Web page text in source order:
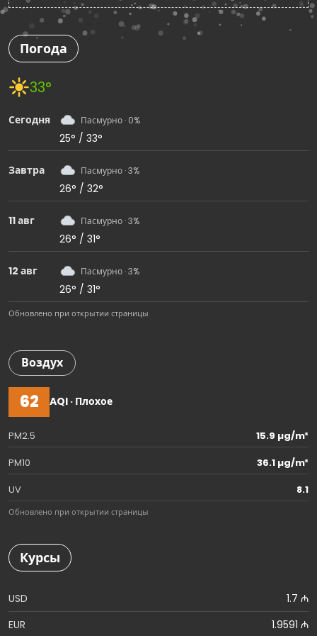
Погода
33°
Сегодня Пасмурно · 0%
25° / 33°
Завтра Пасмурно · 3%
26° / 32°
11 авг Пасмурно · 3%
26° / 31°
12 авг Пасмурно · 3%
26° / 31°
Обновлено при открытии страницы
Воздух
62 AQI · Плохое
PM2.5
15.9 µg/m³
PM10
36.1 µg/m³
UV
8.1
Обновлено при открытии страницы
Курсы
USD
1.7 ₼
EUR
1.9591 ₼